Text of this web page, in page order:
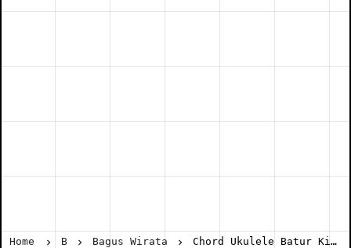
Home B Bagus Wirata Chord Ukulele Batur Kintamani - Bagus Wirata